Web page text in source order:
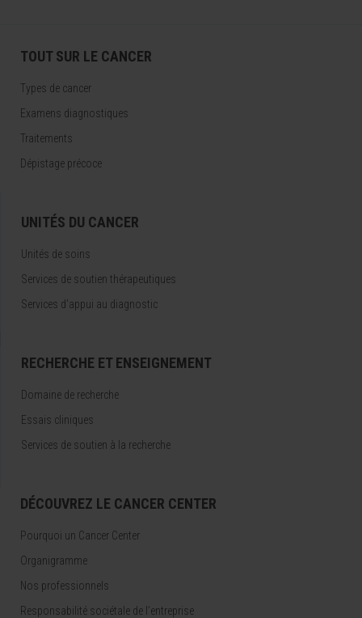
TOUT SUR LE CANCER
Types de cancer
Examens diagnostiques
Traitements
Dépistage précoce
UNITÉS DU CANCER
Unités de soins
Services de soutien thérapeutiques
Services d’appui au diagnostic
RECHERCHE ET ENSEIGNEMENT
Domaine de recherche
Essais cliniques
Services de soutien à la recherche
DÉCOUVREZ LE CANCER CENTER
Pourquoi un Cancer Center
Organigramme
Nos professionnels
Responsabilité sociétale de l’entreprise